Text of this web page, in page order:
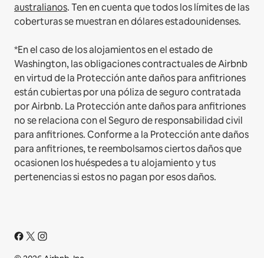
australianos. Ten en cuenta que todos los límites de las
coberturas se muestran en dólares estadounidenses.
*En el caso de los alojamientos en el estado de
Washington, las obligaciones contractuales de Airbnb
en virtud de la Protección ante daños para anfitriones
están cubiertas por una póliza de seguro contratada
por Airbnb. La Protección ante daños para anfitriones
no se relaciona con el Seguro de responsabilidad civil
para anfitriones. Conforme a la Protección ante daños
para anfitriones, te reembolsamos ciertos daños que
ocasionen los huéspedes a tu alojamiento y tus
pertenencias si estos no pagan por esos daños.